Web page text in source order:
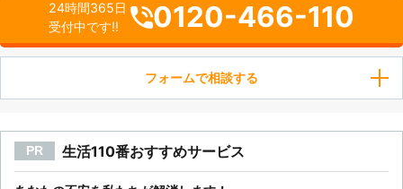
24時間365日
受付中です!!
0120-466-110
フォームで相談する
PR 生活110番おすすめサービス